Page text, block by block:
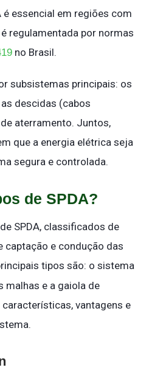
é essencial em regiões com
regulamentada por normas
no Brasil.
subsistemas principais: os
descidas (cabos
aterramento. Juntos,
que a energia elétrica seja
segura e controlada.
de SPDA?
SPDA, classificados de
e condução das
tipos são: o sistema
malhas e a gaiola de
características, vantagens e